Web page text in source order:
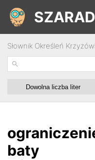
Słownik Określeń
baty